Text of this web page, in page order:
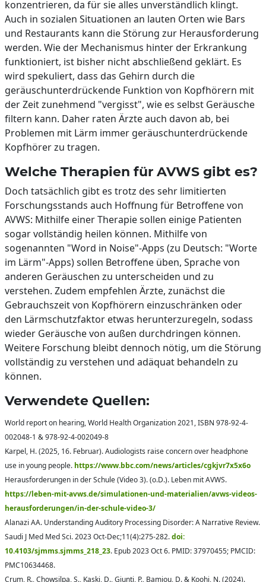
konzentrieren, da für sie alles unverständlich klingt.
Auch in sozialen Situationen an lauten Orten wie Bars
und Restaurants kann die Störung zur Herausforderung
werden. Wie der Mechanismus hinter der Erkrankung
funktioniert, ist bisher nicht abschließend geklärt. Es
wird spekuliert, dass das Gehirn durch die
geräuschunterdrückende Funktion von Kopfhörern mit
der Zeit zunehmend "vergisst", wie es selbst Geräusche
filtern kann. Daher raten Ärzte auch davon ab, bei
Problemen mit Lärm immer geräuschunterdrückende
Kopfhörer zu tragen.
Welche Therapien für AVWS gibt es?
Doch tatsächlich gibt es trotz des sehr limitierten
Forschungsstands auch Hoffnung für Betroffene von
AVWS: Mithilfe einer Therapie sollen einige Patienten
sogar vollständig heilen können. Mithilfe von
sogenannten "Word in Noise"-Apps (zu Deutsch: "Worte
im Lärm"-Apps) sollen Betroffene üben, Sprache von
anderen Geräuschen zu unterscheiden und zu
verstehen. Zudem empfehlen Ärzte, zunächst die
Gebrauchszeit von Kopfhörern einzuschränken oder
den Lärmschutzfaktor etwas herunterzuregeln, sodass
wieder Geräusche von außen durchdringen können.
Weitere Forschung bleibt dennoch nötig, um die Störung
vollständig zu verstehen und adäquat behandeln zu
können.
Verwendete Quellen:
World report on hearing, World Health Organization 2021, ISBN 978-92-4-
002048-1 & 978-92-4-002049-8
Karpel, H. (2025, 16. Februar). Audiologists raise concern over headphone
use in young people. https://www.bbc.com/news/articles/cgkjvr7x5x6o
Herausforderungen in der Schule (Video 3). (o.D.). Leben mit AVWS.
https://leben-mit-avws.de/simulationen-und-materialien/avws-videos-
herausforderungen/in-der-schule-video-3/
Alanazi AA. Understanding Auditory Processing Disorder: A Narrative Review.
Saudi J Med Med Sci. 2023 Oct-Dec;11(4):275-282.doi:
10.4103/sjmms.sjmms_218_23. Epub 2023 Oct 6. PMID: 37970455; PMCID:
PMC10634468.
Crum, R., Chowsilpa, S., Kaski, D., Giunti, P., Bamiou, D. & Koohi, N. (2024).